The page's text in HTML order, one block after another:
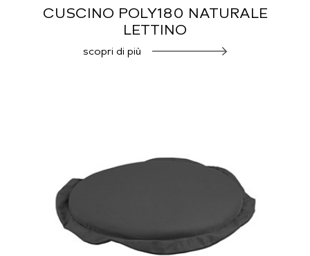
CUSCINO POLY180 NATURALE
LETTINO
scopri di più